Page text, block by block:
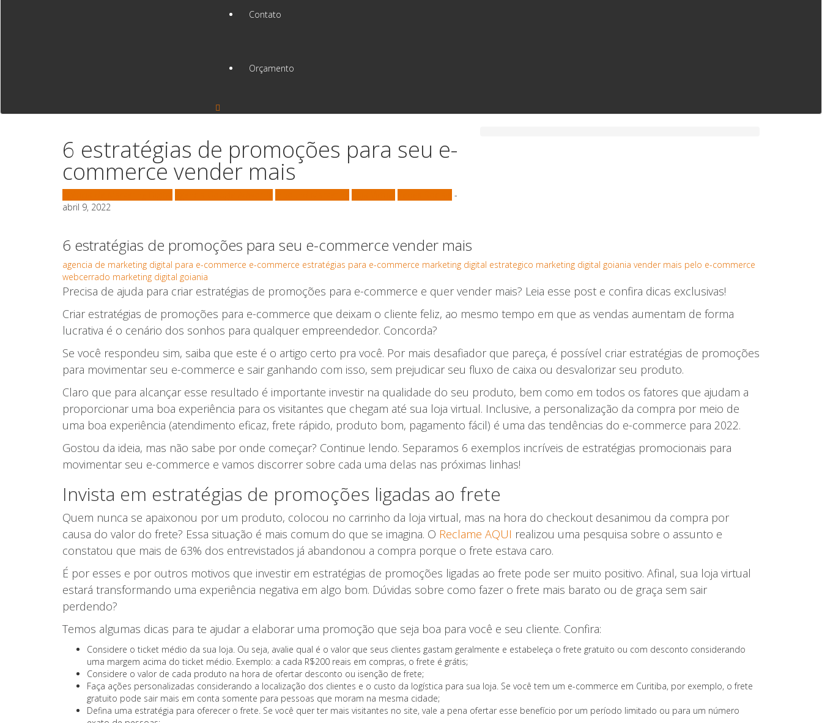
Contato
Orçamento
6 estratégias de promoções para seu e-
commerce vender mais
-
abril 9, 2022
6 estratégias de promoções para seu e-commerce vender mais
agencia de marketing digital para e-commerce e-commerce estratégias para e-commerce marketing digital estrategico marketing digital goiania vender mais pelo e-commerce
webcerrado marketing digital goiania
Precisa de ajuda para criar estratégias de promoções para e-commerce e quer vender mais? Leia esse post e confira dicas exclusivas!
Criar estratégias de promoções para e-commerce que deixam o cliente feliz, ao mesmo tempo em que as vendas aumentam de forma
lucrativa é o cenário dos sonhos para qualquer empreendedor. Concorda?
Se você respondeu sim, saiba que este é o artigo certo pra você. Por mais desafiador que pareça, é possível criar estratégias de promoções
para movimentar seu e-commerce e sair ganhando com isso, sem prejudicar seu fluxo de caixa ou desvalorizar seu produto.
Claro que para alcançar esse resultado é importante investir na qualidade do seu produto, bem como em todos os fatores que ajudam a
proporcionar uma boa experiência para os visitantes que chegam até sua loja virtual. Inclusive, a personalização da compra por meio de
uma boa experiência (atendimento eficaz, frete rápido, produto bom, pagamento fácil) é uma das tendências do e-commerce para 2022.
Gostou da ideia, mas não sabe por onde começar? Continue lendo. Separamos 6 exemplos incríveis de estratégias promocionais para
movimentar seu e-commerce e vamos discorrer sobre cada uma delas nas próximas linhas!
Invista em estratégias de promoções ligadas ao frete
Quem nunca se apaixonou por um produto, colocou no carrinho da loja virtual, mas na hora do checkout desanimou da compra por
causa do valor do frete? Essa situação é mais comum do que se imagina. O Reclame AQUI realizou uma pesquisa sobre o assunto e
constatou que mais de 63% dos entrevistados já abandonou a compra porque o frete estava caro.
É por esses e por outros motivos que investir em estratégias de promoções ligadas ao frete pode ser muito positivo. Afinal, sua loja virtual
estará transformando uma experiência negativa em algo bom. Dúvidas sobre como fazer o frete mais barato ou de graça sem sair
perdendo?
Temos algumas dicas para te ajudar a elaborar uma promoção que seja boa para você e seu cliente. Confira:
Considere o ticket médio da sua loja. Ou seja, avalie qual é o valor que seus clientes gastam geralmente e estabeleça o frete gratuito ou com desconto considerando
uma margem acima do ticket médio. Exemplo: a cada R$200 reais em compras, o frete é grátis;
Considere o valor de cada produto na hora de ofertar desconto ou isenção de frete;
Faça ações personalizadas considerando a localização dos clientes e o custo da logística para sua loja. Se você tem um e-commerce em Curitiba, por exemplo, o frete
gratuito pode sair mais em conta somente para pessoas que moram na mesma cidade;
Defina uma estratégia para oferecer o frete. Se você quer ter mais visitantes no site, vale a pena ofertar esse benefício por um período limitado ou para um número